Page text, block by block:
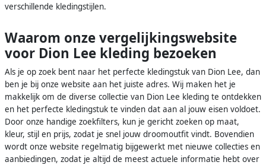
verschillende kledingstijlen.
Waarom onze vergelijkingswebsite
voor Dion Lee kleding bezoeken
Als je op zoek bent naar het perfecte kledingstuk van Dion Lee, dan
ben je bij onze website aan het juiste adres. Wij maken het je
makkelijk om de diverse collectie van Dion Lee kleding te ontdekken
en het perfecte kledingstuk te vinden dat aan al jouw eisen voldoet.
Door onze handige zoekfilters, kun je gericht zoeken op maat,
kleur, stijl en prijs, zodat je snel jouw droomoutfit vindt. Bovendien
wordt onze website regelmatig bijgewerkt met nieuwe collecties en
aanbiedingen, zodat je altijd de meest actuele informatie hebt over